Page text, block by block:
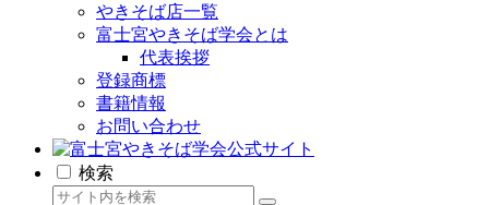
やきそば店一覧
富士宮やきそば学会とは
代表挨拶
登録商標
書籍情報
お問い合わせ
検索